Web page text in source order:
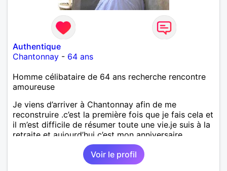
Authentique
Chantonnay - 64 ans
Homme célibataire de 64 ans recherche rencontre
amoureuse
Je viens d’arriver à Chantonnay afin de me
reconstruire .c’est la première fois que je fais cela et
il m’est difficile de résumer toute une vie.je suis à la
retraite et aujourd’hui c’est mon anniversaire
!J’aimerais rencontrer quelqu’un qui partage les
mêmes valeurs qui font de quelqu’un un être humain
Voir le profil